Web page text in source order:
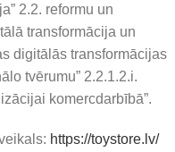
2.2. reformu un
transformācija un
digitālās transformācijas
tvērumu” 2.2.1.2.i.
komercdarbībā”.
https://toystore.lv/